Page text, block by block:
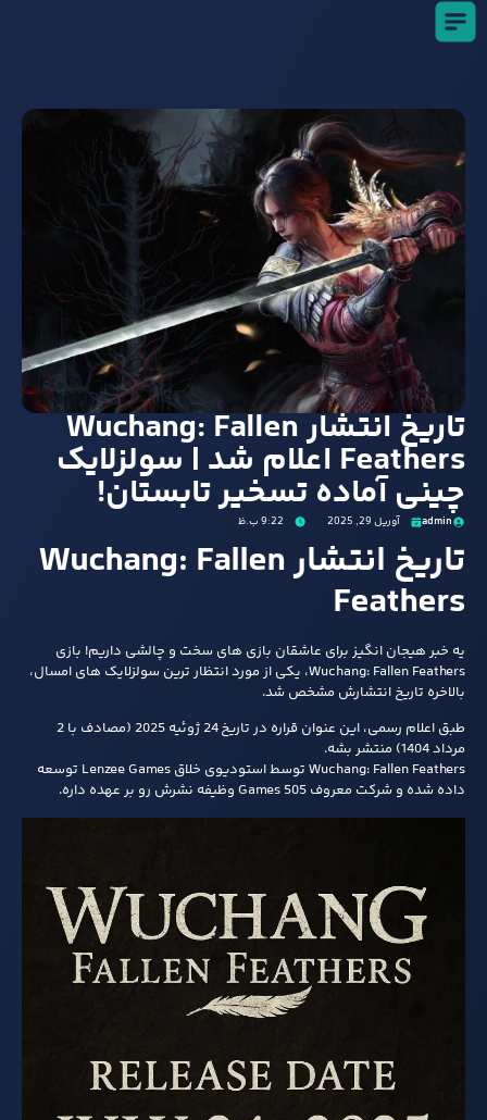
تاریخ انتشار Wuchang: Fallen
Feathers اعلام شد | سولزلایک
چینی آماده تسخیر تابستان!
admin آوریل 29, 2025 9:22 ب.ظ
تاریخ انتشار Wuchang: Fallen
Feathers
یه خبر هیجان‌ انگیز برای عاشقان بازی‌ های سخت و چالشی داریم! بازی
Wuchang: Fallen Feathers، یکی از مورد انتظار ترین سولزلایک‌ های امسال،
بالاخره تاریخ انتشارش مشخص شد.
طبق اعلام رسمی، این عنوان قراره در تاریخ 24 ژوئیه 2025 (مصادف با 2
مرداد 1404) منتشر بشه.
Wuchang: Fallen Feathers توسط استودیوی خلاق Lenzee Games توسعه
داده شده و شرکت معروف 505 Games وظیفه‌ نشرش رو بر عهده داره.